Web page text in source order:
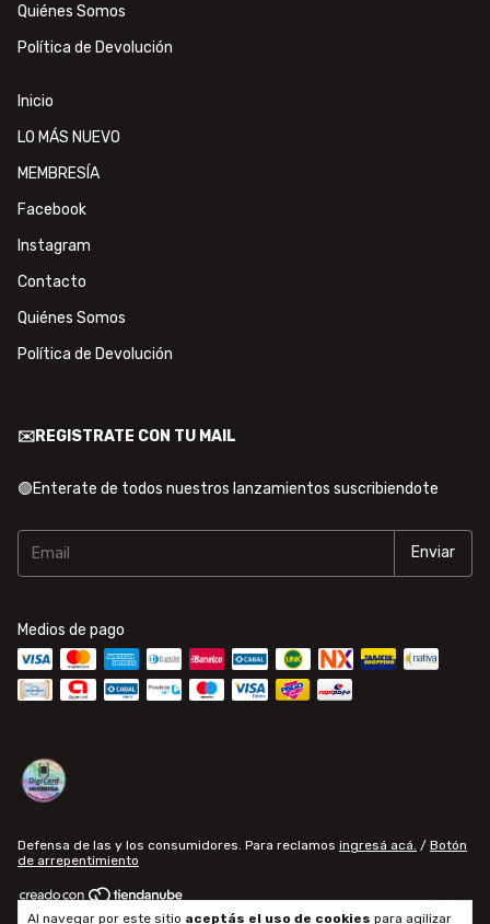
Al navegar por este sitio aceptás el uso de cookies para agilizar
Quiénes Somos
Política de Devolución
Inicio
LO MÁS NUEVO
MEMBRESÍA
Facebook
Instagram
Contacto
Quiénes Somos
Política de Devolución
✉️REGISTRATE CON TU MAIL
🟢Enterate de todos nuestros lanzamientos suscribiendote
Medios de pago
Defensa de las y los consumidores. Para reclamos ingresá acá. / Botón
de arrepentimiento
Copyright Diseños DigiCard - 2026. Todos los derechos reservados.